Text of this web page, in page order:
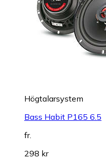
Högtalarsystem
Bass Habit P165 6.5
fr.
298 kr